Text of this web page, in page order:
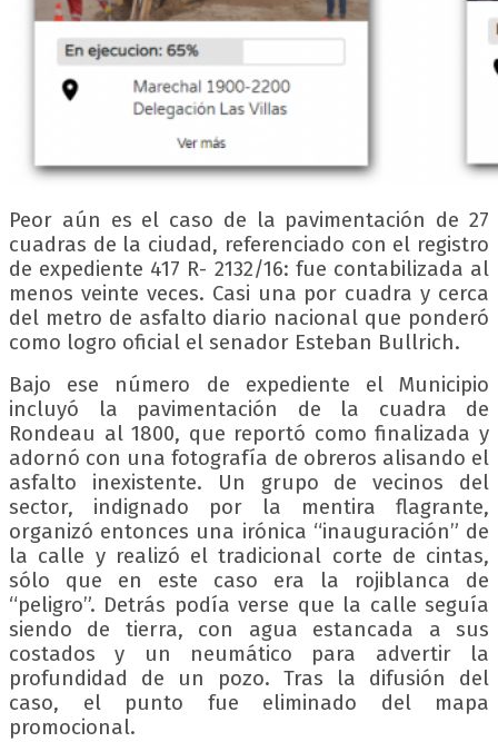
Peor aún es el caso de la pavimentación de 27
cuadras de la ciudad, referenciado con el registro
de expediente 417 R- 2132/16: fue contabilizada al
menos veinte veces. Casi una por cuadra y cerca
del metro de asfalto diario nacional que ponderó
como logro oficial el senador Esteban Bullrich.
Bajo ese número de expediente el Municipio
incluyó la pavimentación de la cuadra de
Rondeau al 1800, que reportó como finalizada y
adornó con una fotografía de obreros alisando el
asfalto inexistente. Un grupo de vecinos del
sector, indignado por la mentira flagrante,
organizó entonces una irónica “inauguración” de
la calle y realizó el tradicional corte de cintas,
sólo que en este caso era la rojiblanca de
“peligro”. Detrás podía verse que la calle seguía
siendo de tierra, con agua estancada a sus
costados y un neumático para advertir la
profundidad de un pozo. Tras la difusión del
caso, el punto fue eliminado del mapa
promocional.